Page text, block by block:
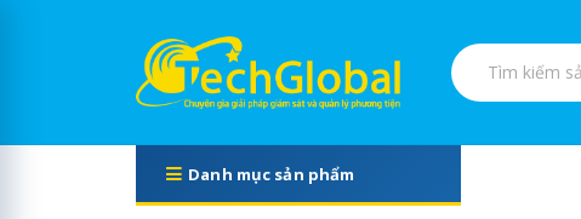
Tìm kiếm sản
Danh mục sản phẩm